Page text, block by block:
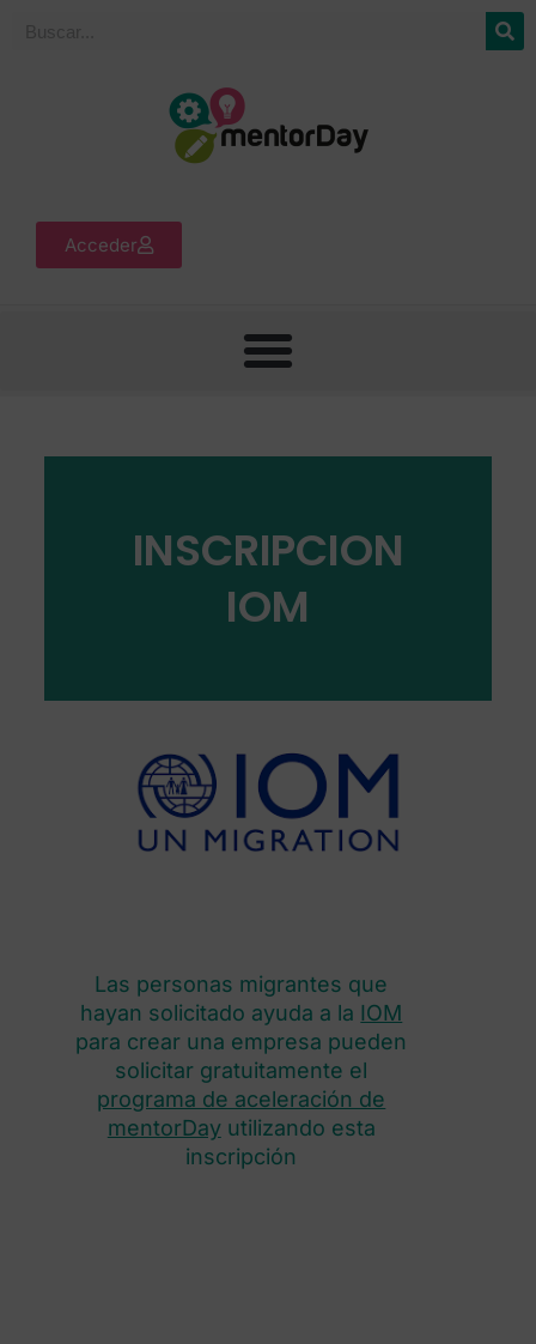
Acceder
INSCRIPCION
IOM
Las personas migrantes que
hayan solicitado ayuda a la IOM
para crear una empresa pueden
solicitar gratuitamente el
programa de aceleración de
mentorDayutilizando esta
inscripción